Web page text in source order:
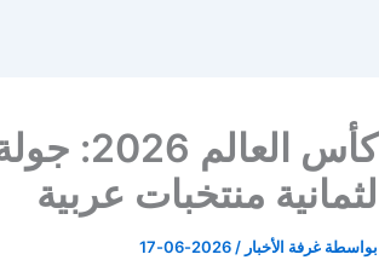
كأس
لثمانية منتخبات عربية
بواسطة غرفة الأخبار /
2026-06-17